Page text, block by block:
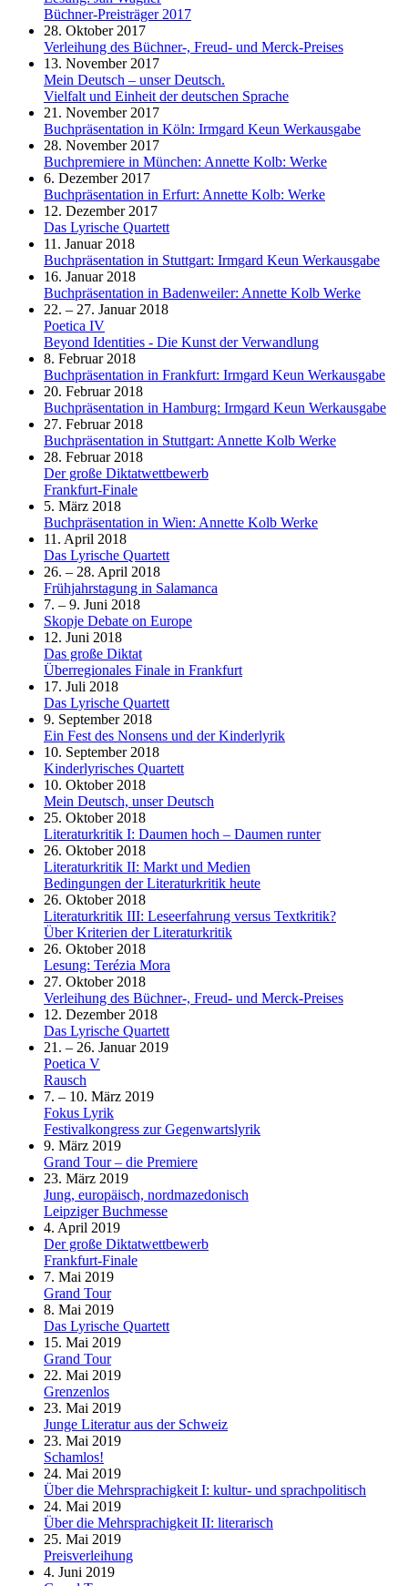
Büchner-Preisträger 2017
28. Oktober 2017
Verleihung des Büchner-, Freud- und Merck-Preises
13. November 2017
Mein Deutsch – unser Deutsch.
Vielfalt und Einheit der deutschen Sprache
21. November 2017
Buchpräsentation in Köln: Irmgard Keun Werkausgabe
28. November 2017
Buchpremiere in München: Annette Kolb: Werke
6. Dezember 2017
Buchpräsentation in Erfurt: Annette Kolb: Werke
12. Dezember 2017
Das Lyrische Quartett
11. Januar 2018
Buchpräsentation in Stuttgart: Irmgard Keun Werkausgabe
16. Januar 2018
Buchpräsentation in Badenweiler: Annette Kolb Werke
22. – 27. Januar 2018
Poetica IV
Beyond Identities - Die Kunst der Verwandlung
8. Februar 2018
Buchpräsentation in Frankfurt: Irmgard Keun Werkausgabe
20. Februar 2018
Buchpräsentation in Hamburg: Irmgard Keun Werkausgabe
27. Februar 2018
Buchpräsentation in Stuttgart: Annette Kolb Werke
28. Februar 2018
Der große Diktatwettbewerb
Frankfurt-Finale
5. März 2018
Buchpräsentation in Wien: Annette Kolb Werke
11. April 2018
Das Lyrische Quartett
26. – 28. April 2018
Frühjahrstagung in Salamanca
7. – 9. Juni 2018
Skopje Debate on Europe
12. Juni 2018
Das große Diktat
Überregionales Finale in Frankfurt
17. Juli 2018
Das Lyrische Quartett
9. September 2018
Ein Fest des Nonsens und der Kinderlyrik
10. September 2018
Kinderlyrisches Quartett
10. Oktober 2018
Mein Deutsch, unser Deutsch
25. Oktober 2018
Literaturkritik I: Daumen hoch – Daumen runter
26. Oktober 2018
Literaturkritik II: Markt und Medien
Bedingungen der Literaturkritik heute
26. Oktober 2018
Literaturkritik III: Leseerfahrung versus Textkritik?
Über Kriterien der Literaturkritik
26. Oktober 2018
Lesung: Terézia Mora
27. Oktober 2018
Verleihung des Büchner-, Freud- und Merck-Preises
12. Dezember 2018
Das Lyrische Quartett
21. – 26. Januar 2019
Poetica V
Rausch
7. – 10. März 2019
Fokus Lyrik
Festivalkongress zur Gegenwartslyrik
9. März 2019
Grand Tour – die Premiere
23. März 2019
Jung, europäisch, nordmazedonisch
Leipziger Buchmesse
4. April 2019
Der große Diktatwettbewerb
Frankfurt-Finale
7. Mai 2019
Grand Tour
8. Mai 2019
Das Lyrische Quartett
15. Mai 2019
Grand Tour
22. Mai 2019
Grenzenlos
23. Mai 2019
Junge Literatur aus der Schweiz
23. Mai 2019
Schamlos!
24. Mai 2019
Über die Mehrsprachigkeit I: kultur- und sprachpolitisch
24. Mai 2019
Über die Mehrsprachigkeit II: literarisch
25. Mai 2019
Preisverleihung
4. Juni 2019